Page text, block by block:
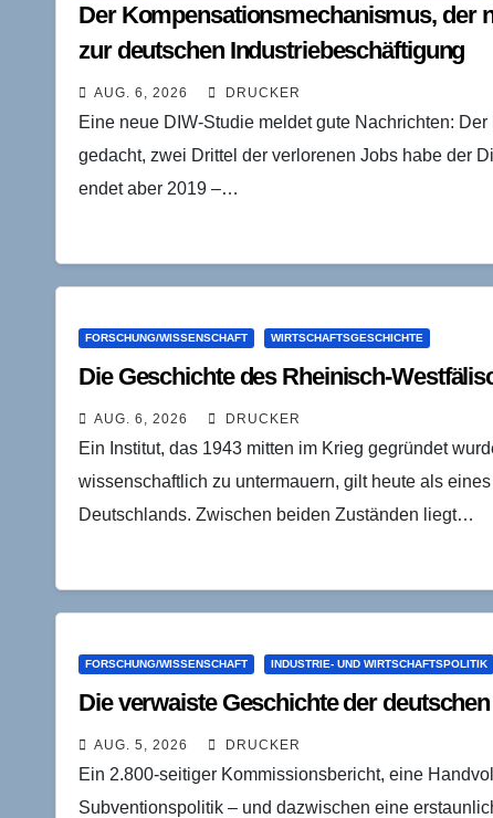
Der Kompensationsmechanismus, der
zur deutschen Industriebeschäftigung
AUG. 6, 2026 DRUCKER
Eine neue DIW-Studie meldet gute Nachrichten:
gedacht, zwei Drittel der verlorenen Jobs habe der
endet aber 2019 –…
FORSCHUNG/WISSENSCHAFT WIRTSCHAFTSGESCHICHTE
Die Geschichte des Rheinisch-
AUG. 6, 2026 DRUCKER
Ein Institut, das 1943 mitten im Krieg gegründet
wissenschaftlich zu untermauern, gilt heute als
Deutschlands. Zwischen beiden Zuständen liegt…
FORSCHUNG/WISSENSCHAFT INDUSTRIE- UND WIRTSCHAFTSPOLITIK
Die verwaiste Geschichte der
AUG. 5, 2026 DRUCKER
Ein 2.800-seitiger Kommissionsbericht, eine
Subventionspolitik – und dazwischen eine